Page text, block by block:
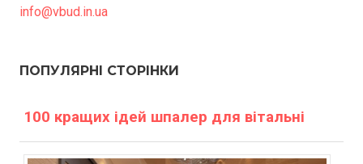
info@vbud.in.ua
ПОПУЛЯРНІ СТОРІНКИ
100 кращих ідей шпалер для вітальні